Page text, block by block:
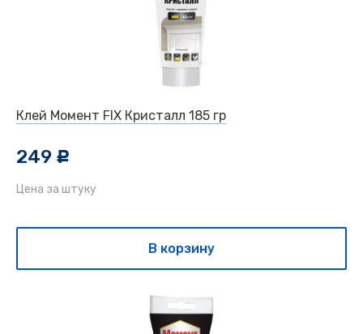
Клей Момент FIX Кристалл 185 гр
249 c
Цена за штуку
В корзину